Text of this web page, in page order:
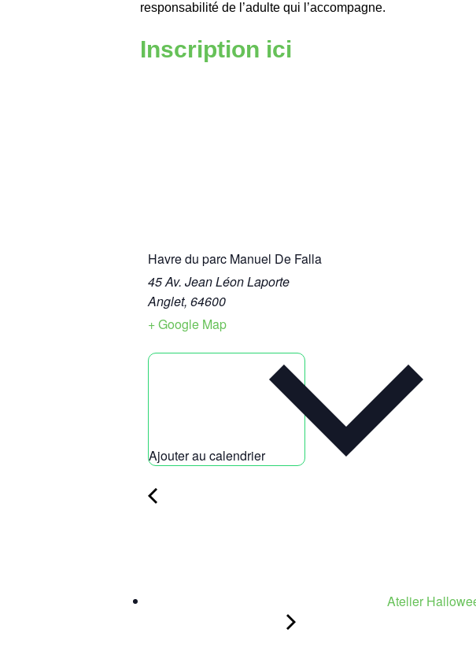
responsabilité de l’adulte qui l’accompagne.
Inscription ici
Havre du parc Manuel De Falla
45 Av. Jean Léon Laporte
Anglet, 64600
+ Google Map
Ajouter au calendrier
Atelier